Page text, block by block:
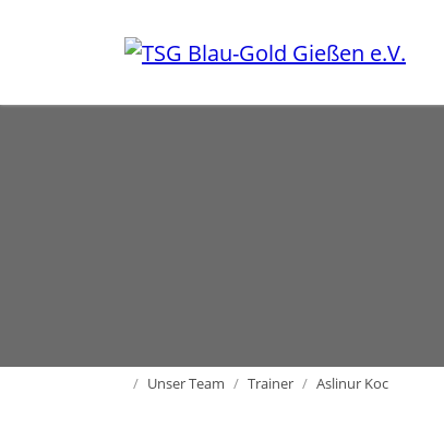
HomeUnser Team Trainer Aslinur Koc